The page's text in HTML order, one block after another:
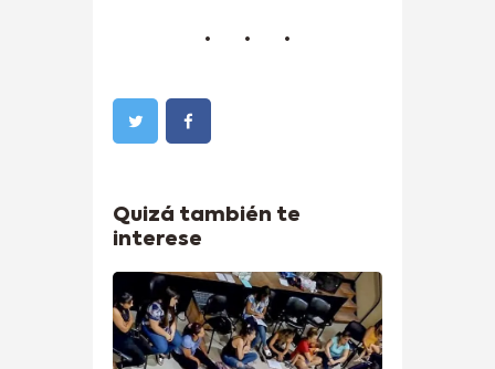
Quizá también te
interese